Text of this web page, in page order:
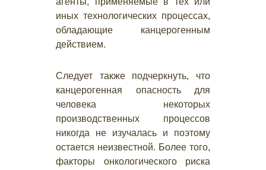
иных технологических процессах,
обладающие канцерогенным
действием.
Следует также подчеркнуть, что
канцерогенная опасность для
человека некоторых
производственных процессов
никогда не изучалась и поэтому
остается неизвестной. Более того,
факторы онкологического риска